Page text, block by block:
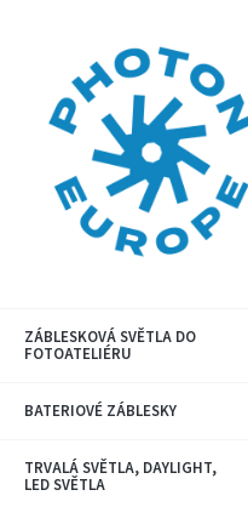
ZÁBLESKOVÁ SVĚTLA DO
FOTOATELIÉRU
BATERIOVÉ ZÁBLESKY
TRVALÁ SVĚTLA, DAYLIGHT,
LED SVĚTLA